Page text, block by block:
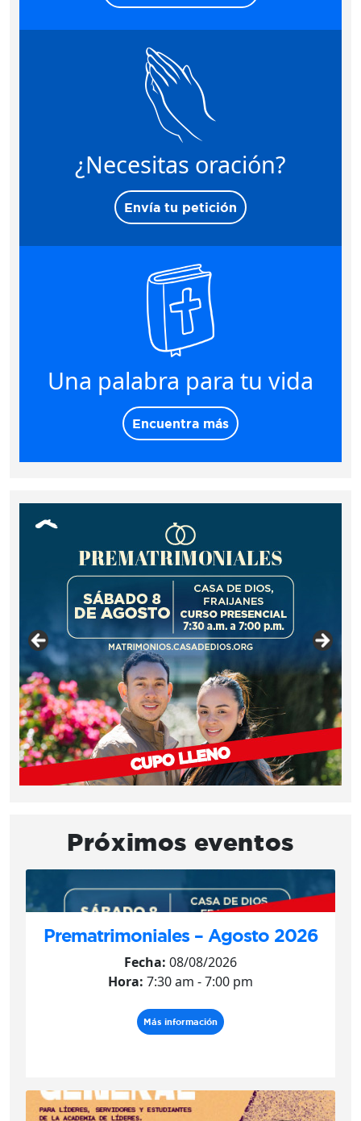
¿Necesitas oración?
Envía tu petición
Una palabra para tu vida
Encuentra más
Próximos eventos
Prematrimoniales – Agosto 2026
Fecha: 08/08/2026
Hora: 7:30 am - 7:00 pm
Más información